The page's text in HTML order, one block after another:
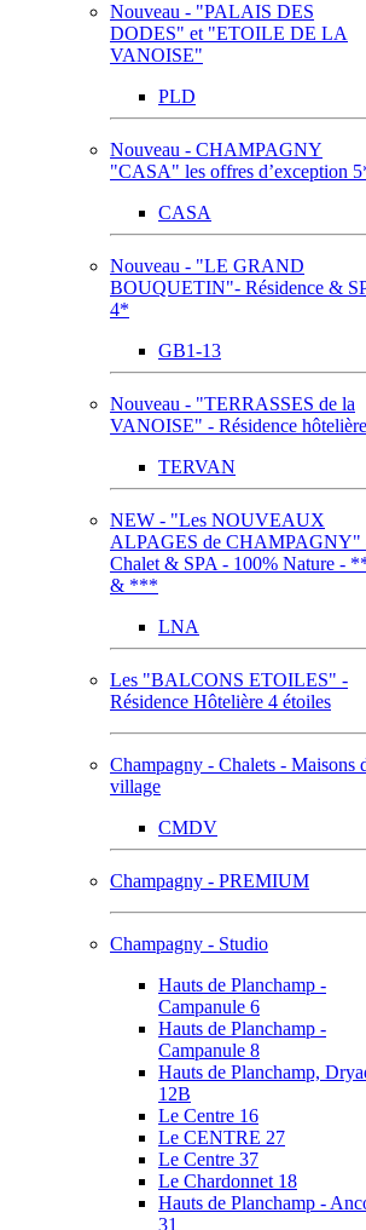
Nouveau - "PALAIS DES
DODES" et "ETOILE DE LA
VANOISE"
PLD
Nouveau - CHAMPAGNY
"CASA" les offres d’exception
CASA
Nouveau - "LE GRAND
BOUQUETIN"- Résidence &
4*
GB1-13
Nouveau - "TERRASSES de la
VANOISE" - Résidence
TERVAN
NEW - "Les NOUVEAUX
ALPAGES de CHAMPAGNY"
Chalet & SPA - 100% Nature -
& ***
LNA
Les "BALCONS ETOILES" -
Résidence Hôtelière 4 étoiles
Champagny - Chalets - Maisons
village
CMDV
Champagny - PREMIUM
Champagny - Studio
Hauts de Planchamp -
Campanule 6
Hauts de Planchamp -
Campanule 8
Hauts de Planchamp,
12B
Le Centre 16
Le CENTRE 27
Le Centre 37
Le Chardonnet 18
Hauts de Planchamp -
31